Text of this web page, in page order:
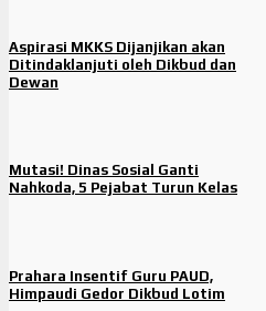
Aspirasi MKKS Dijanjikan akan
Ditindaklanjuti oleh Dikbud dan
Dewan
Mutasi! Dinas Sosial Ganti
Nahkoda, 5 Pejabat Turun Kelas
Prahara Insentif Guru PAUD,
Himpaudi Gedor Dikbud Lotim